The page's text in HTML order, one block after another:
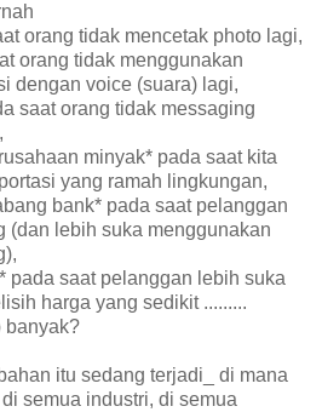
orang tidak mencetak photo lagi,
orang tidak menggunakan
dengan voice (suara) lagi,
saat orang tidak messaging
minyak* pada saat kita
yang ramah lingkungan,
bank* pada saat pelanggan
(dan lebih suka menggunakan
pada saat pelanggan lebih suka
harga yang sedikit .........
banyak?
itu sedang terjadi_ di mana
semua industri, di semua